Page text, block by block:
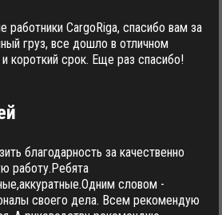
работники CargoRiga, спасибо вам за
груз, все дошло в отличном
короткий срок. Еще раз спасибо!
благодарность за качественно
работу.Ребята
словом -
своего дела. Всем рекомендую